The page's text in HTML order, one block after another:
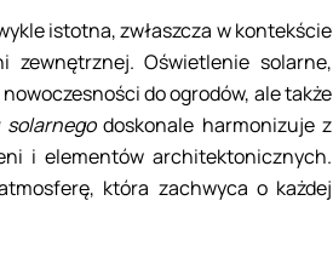
istotna, zwłaszcza w kontekście
zewnętrznej. Oświetlenie solarne,
do ogrodów, ale także
doskonale harmonizuje z
i elementów architektonicznych.
która zachwyca o każdej